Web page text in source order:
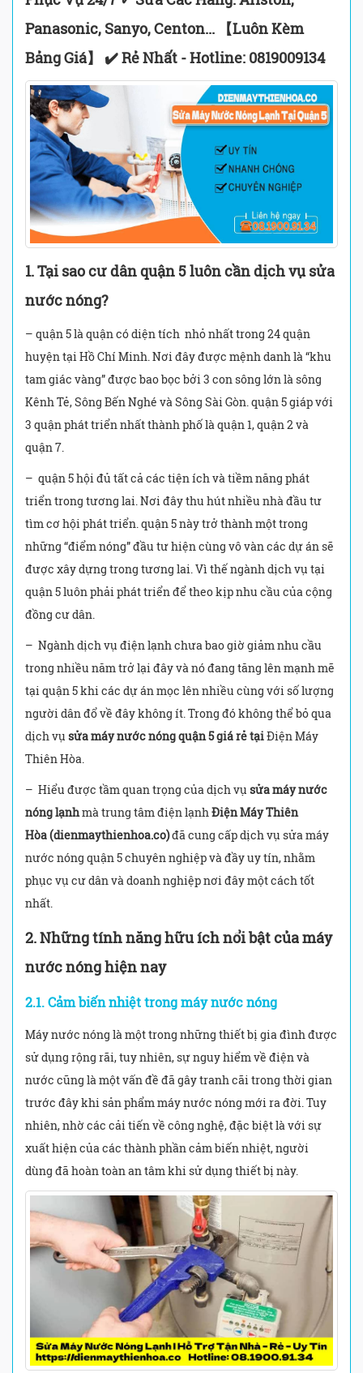
Panasonic, Sanyo, Centon... 【Luôn Kèm
Bảng Giá】 ✔️ Rẻ Nhất - Hotline: 0819009134
1. Tại sao cư dân quận 5 luôn cần dịch vụ sửa
nước nóng?
– quận 5 là quận có diện tích nhỏ nhất trong 24 quận
huyện tại Hồ Chí Minh. Nơi đây được mệnh danh là “khu
tam giác vàng” được bao bọc bởi 3 con sông lớn là sông
Kênh Tẻ, Sông Bến Nghé và Sông Sài Gòn. quận 5 giáp với
3 quận phát triển nhất thành phố là quận 1, quận 2 và
quận 7.
– quận 5 hội đủ tất cả các tiện ích và tiềm năng phát
triển trong tương lai. Nơi đây thu hút nhiều nhà đầu tư
tìm cơ hội phát triển. quận 5 này trở thành một trong
những “điểm nóng” đầu tư hiện cùng vô vàn các dự án sẽ
được xây dựng trong tương lai. Vì thế ngành dịch vụ tại
quận 5 luôn phải phát triển để theo kịp nhu cầu của cộng
đồng cư dân.
– Ngành dịch vụ điện lạnh chưa bao giờ giảm nhu cầu
trong nhiều năm trở lại đây và nó đang tăng lên mạnh mẽ
tại quận 5 khi các dự án mọc lên nhiều cùng với số lượng
người dân đổ về đây không ít. Trong đó không thể bỏ qua
dịch vụ sửa máy nước nóng quận 5 giá rẻ tạiĐiện Máy
Thiên Hòa.
– Hiểu được tầm quan trọng của dịch vụ sửa máy nước
nóng lạnhmà trung tâm điện lạnh Điện Máy Thiên
Hòa(dienmaythienhoa.co)đã cung cấp dịch vụ sửa máy
nước nóng quận 5 chuyên nghiệp và đầy uy tín, nhằm
phục vụ cư dân và doanh nghiệp nơi đây một cách tốt
nhất.
2.Những tính năng hữu ích nổi bật của máy
nước nóng hiện nay
2.1. Cảm biến nhiệt trong máy nước nóng
Máy nước nóng là một trong những thiết bị gia đình được
sử dụng rộng rãi, tuy nhiên, sự nguy hiểm về điện và
nước cũng là một vấn đề đã gây tranh cãi trong thời gian
trước đây khi sản phẩm máy nước nóng mới ra đời. Tuy
nhiên, nhờ các cải tiến về công nghệ, đặc biệt là với sự
xuất hiện của các thành phần cảm biến nhiệt, người
dùng đã hoàn toàn an tâm khi sử dụng thiết bị này.